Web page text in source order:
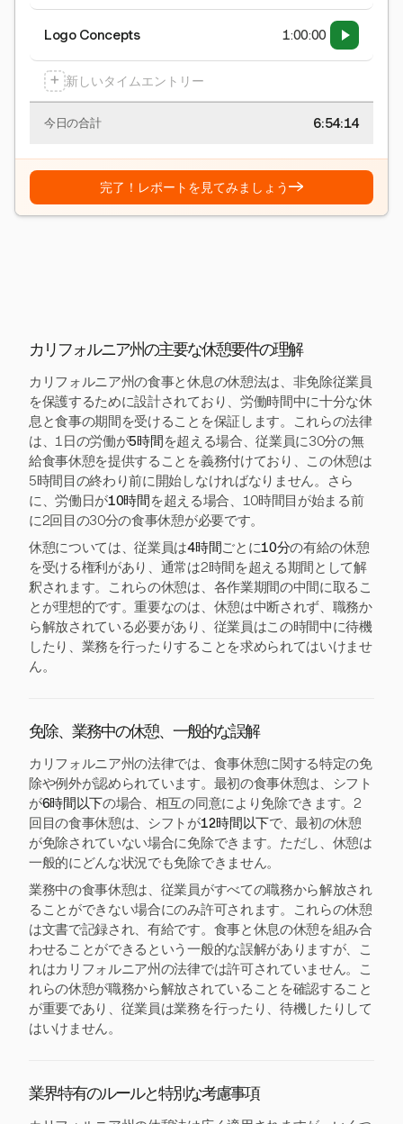
Logo Concepts 1:00:00
+ 新しいタイムエントリー
今日の合計 6:54:15
完了！レポートを見てみましょう→
カリフォルニア州の主要な休憩要件の理解
カリフォルニア州の食事と休息の休憩法は、非免除従業員
を保護するために設計されており、労働時間中に十分な休
息と食事の期間を受けることを保証します。これらの法律
は、1日の労働が5時間を超える場合、従業員に30分の無
給食事休憩を提供することを義務付けており、この休憩は
5時間目の終わり前に開始しなければなりません。さら
に、労働日が10時間を超える場合、10時間目が始まる前
に2回目の30分の食事休憩が必要です。
休憩については、従業員は4時間ごとに10分の有給の休憩
を受ける権利があり、通常は2時間を超える期間として解
釈されます。これらの休憩は、各作業期間の中間に取るこ
とが理想的です。重要なのは、休憩は中断されず、職務か
ら解放されている必要があり、従業員はこの時間中に待機
したり、業務を行ったりすることを求められてはいけませ
ん。
免除、業務中の休憩、一般的な誤解
カリフォルニア州の法律では、食事休憩に関する特定の免
除や例外が認められています。最初の食事休憩は、シフト
が6時間以下の場合、相互の同意により免除できます。2
回目の食事休憩は、シフトが12時間以下で、最初の休憩
が免除されていない場合に免除できます。ただし、休憩は
一般的にどんな状況でも免除できません。
業務中の食事休憩は、従業員がすべての職務から解放され
ることができない場合にのみ許可されます。これらの休憩
は文書で記録され、有給です。食事と休息の休憩を組み合
わせることができるという一般的な誤解がありますが、こ
れはカリフォルニア州の法律では許可されていません。こ
れらの休憩が職務から解放されていることを確認すること
が重要であり、従業員は業務を行ったり、待機したりして
はいけません。
業界特有のルールと特別な考慮事項